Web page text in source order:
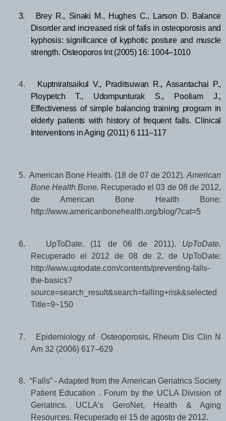
3.
Brey R., Sinaki M., Hughes C., Larson D. Balance
Disorder and increased risk of falls in osteoporosis and
kyphosis: significance of kyphotic posture and muscle
strength. Osteoporos Int (2005) 16: 1004–1010
4.
Kuptniratsaikul V., Praditsuwan R., Assantachai P.,
Ploypetch T., Udompunturak S., Pooliam J.,
Effectiveness of simple balancing training program in
elderly patients with history of frequent falls. Clinical
Interventions in Aging (2011) 6 111–117
5. American Bone Health. (18 de 07 de 2012).American
Bone Health Bone. Recuperado el 03 de 08 de 2012,
de American Bone Health Bone:
http://www.americanbonehealth.org/blog/?cat=5
6. UpToDate. (11 de 06 de 2011). UpToDate.
Recuperado el 2012 de 08 de 2, de UpToDate:
http://www.uptodate.com/contents/preventing-falls-
the-basics?
source=search_result&search=falling+risk&selected
Title=9~150
7.
Epidemiology of Osteoporosis, Rheum Dis Clin N
Am 32 (2006) 617–629
8. “Falls” - Adapted from the American Geriatrics Society
Patient Education . Forum by the UCLA Division of
Geriatrics. UCLA’s GeroNet, Health & Aging
Resources. Recuperado el 15 de agosto de 2012.